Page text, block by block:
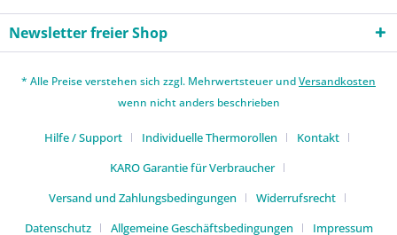
Newsletter freier Shop
* Alle Preise verstehen sich zzgl. Mehrwertsteuer undVersandkosten
wenn nicht anders beschrieben
Hilfe / Support Individuelle Thermorollen
Kontakt
KARO Garantie für Verbraucher
Versand und Zahlungsbedingungen
Widerrufsrecht
Datenschutz
Allgemeine Geschäftsbedingungen Impressum